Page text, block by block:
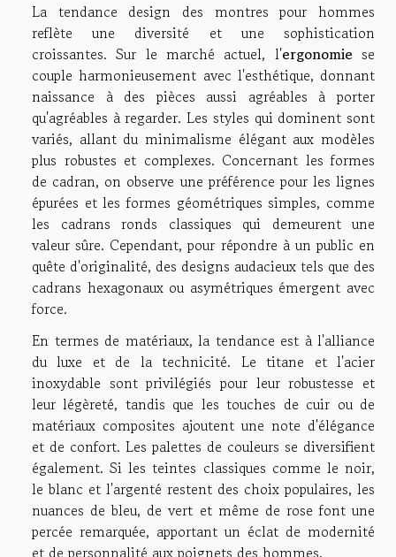
La tendance design des montres pour hommes
reflète une diversité et une sophistication
croissantes. Sur le marché actuel, l'ergonomie se
couple harmonieusement avec l'esthétique, donnant
naissance à des pièces aussi agréables à porter
qu'agréables à regarder. Les styles qui dominent sont
variés, allant du minimalisme élégant aux modèles
plus robustes et complexes. Concernant les formes
de cadran, on observe une préférence pour les lignes
épurées et les formes géométriques simples, comme
les cadrans ronds classiques qui demeurent une
valeur sûre. Cependant, pour répondre à un public en
quête d'originalité, des designs audacieux tels que des
cadrans hexagonaux ou asymétriques émergent avec
force.
En termes de matériaux, la tendance est à l'alliance
du luxe et de la technicité. Le titane et l'acier
inoxydable sont privilégiés pour leur robustesse et
leur légèreté, tandis que les touches de cuir ou de
matériaux composites ajoutent une note d'élégance
et de confort. Les palettes de couleurs se diversifient
également. Si les teintes classiques comme le noir,
le blanc et l'argenté restent des choix populaires, les
nuances de bleu, de vert et même de rose font une
percée remarquée, apportant un éclat de modernité